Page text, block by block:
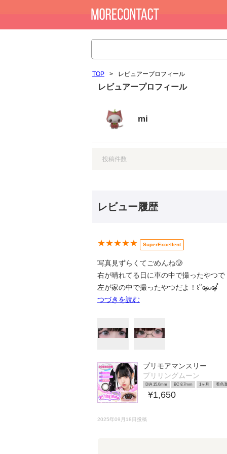
TOP > レビュアープロフィール
レビュアープロフィール
mi
投稿件数
レビュー履歴
★★★★★ SuperExcellent
写真見ずらくてごめんね🥲
右が晴れてる日に車の中で撮ったやつで
左が家の中で撮ったやつだよ！꒰՞ɞ̴̶̷̥⩊ɞ̴̶̷̥꒱֯
つづきを読む
プリモアマンスリー
プリリングムーン
DIA 15.0mm BC 8.7mm 1ヶ月 着色
¥1,650
2025年09月18日投稿